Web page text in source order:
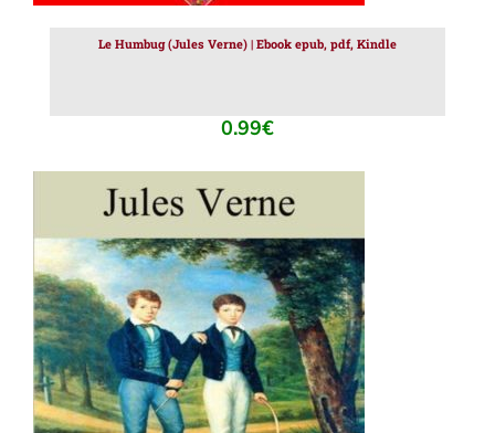
Le Humbug (Jules Verne) | Ebook epub, pdf, Kindle
0.99€
AJOUTER AU PANIER / DÉTAILS